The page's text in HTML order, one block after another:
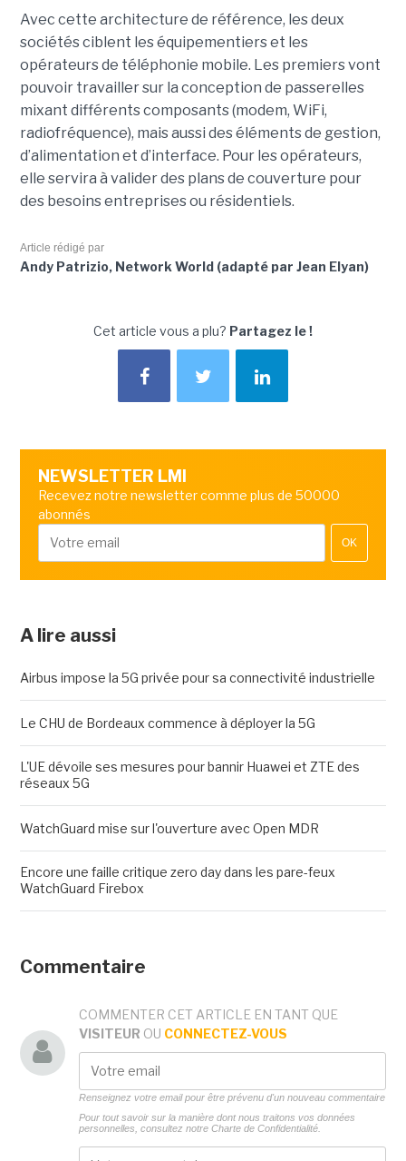
Avec cette architecture de référence, les deux
sociétés ciblent les équipementiers et les
opérateurs de téléphonie mobile. Les premiers vont
pouvoir travailler sur la conception de passerelles
mixant différents composants (modem, WiFi,
radiofréquence), mais aussi des éléments de gestion,
d’alimentation et d’interface. Pour les opérateurs,
elle servira à valider des plans de couverture pour
des besoins entreprises ou résidentiels.
Article rédigé par
Andy Patrizio, Network World (adapté par Jean Elyan)
Cet article vous a plu? Partagez le !
NEWSLETTER LMI
Recevez notre newsletter comme plus de 50000
abonnés
OK
A lire aussi
Airbus impose la 5G privée pour sa connectivité industrielle
Le CHU de Bordeaux commence à déployer la 5G
L'UE dévoile ses mesures pour bannir Huawei et ZTE des
réseaux 5G
WatchGuard mise sur l'ouverture avec Open MDR
Encore une faille critique zero day dans les pare-feux
WatchGuard Firebox
Commentaire
COMMENTER CET ARTICLE EN TANT QUE
VISITEUR OU CONNECTEZ-VOUS
Renseignez votre email pour être prévenu d'un nouveau commentaire
Pour tout savoir sur la manière dont nous traitons vos données
personnelles, consultez notre Charte de Confidentialité.